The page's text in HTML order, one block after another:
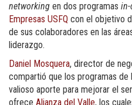
networking en dos programas in-
Empresas USFQ con el objetivo
de sus colaboradores en las
liderazgo.
Daniel Mosquera, director de
compartió que los programas de
valioso aporte para mejorar el
ofrece Alianza del Valle, los